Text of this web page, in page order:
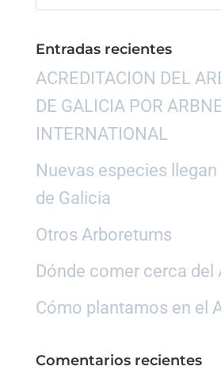
Entradas recientes
ACREDITACION DEL
DE GALICIA POR
INTERNATIONAL
Nuevas especies
de Galicia
Otros Arboretums
Dónde comer cerca del
Cómo plantamos en el
Comentarios recientes